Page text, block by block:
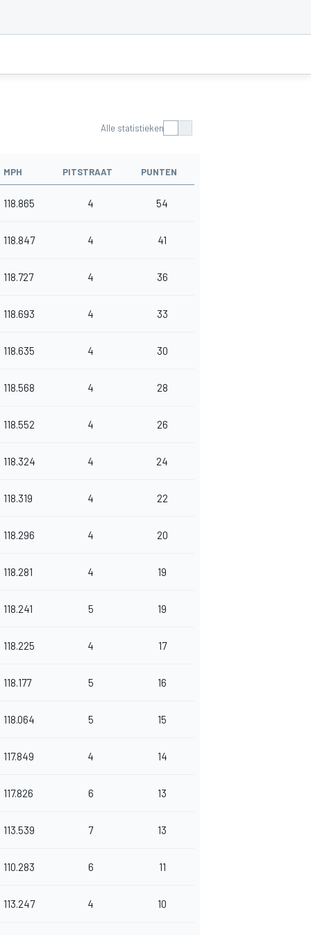
Alle statistieken
MPH PITSTRAAT PUNTEN
118.865 4 54
118.847 4 41
118.727 4 36
118.693 4 33
118.635 4 30
118.568 4 28
118.552 4 26
118.324 4 24
118.319 4 22
118.296 4 20
118.281 4 19
118.241 5 19
118.225 4 17
118.177 5 16
118.064 5 15
117.849 4 14
117.826 6 13
113.539 7 13
110.283 6 11
113.247 4 10